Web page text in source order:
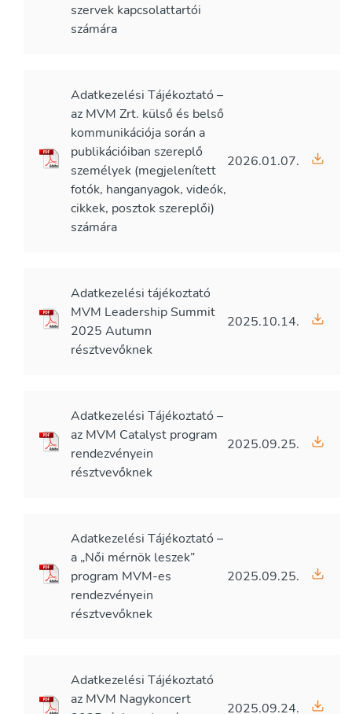
szervek kapcsolattartói
számára
Adatkezelési Tájékoztató –
az MVM Zrt. külső és belső
kommunikációja során a
publikációiban szereplő
személyek (megjelenített
fotók, hanganyagok, videók,
cikkek, posztok szereplői)
számára
2026.01.07.
Adatkezelési tájékoztató
MVM Leadership Summit
2025 Autumn
résztvevőknek
2025.10.14.
Adatkezelési Tájékoztató –
az MVM Catalyst program
rendezvényein
résztvevőknek
2025.09.25.
Adatkezelési Tájékoztató –
a „Női mérnök leszek”
program MVM-es
rendezvényein
résztvevőknek
2025.09.25.
Adatkezelési Tájékoztató
az MVM Nagykoncert
2025.09.24.